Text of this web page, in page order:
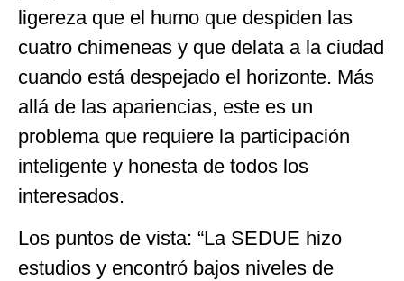
ligereza que el humo que despiden las
cuatro chimeneas y que delata a la ciudad
cuando está despejado el horizonte. Más
allá de las apariencias, este es un
problema que requiere la participación
inteligente y honesta de todos los
interesados.
Los puntos de vista: “La SEDUE hizo
estudios y encontró bajos niveles de